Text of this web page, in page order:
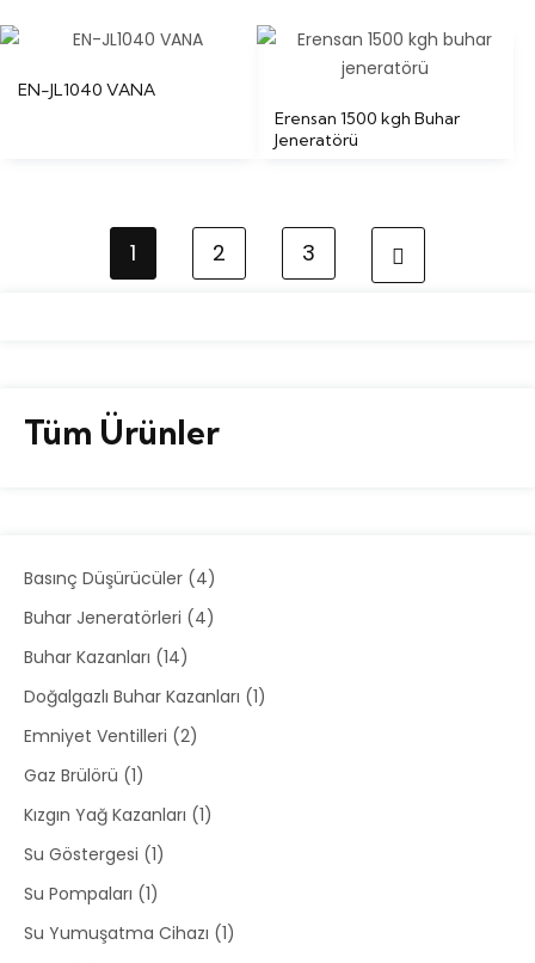
EN-JL1040 VANA
Erensan 1500 kgh Buhar
Jeneratörü
1 2 3
Tüm Ürünler
Basınç Düşürücüler 4
Buhar Jeneratörleri
4
Buhar Kazanları 14
Doğalgazlı Buhar Kazanları 1
Emniyet Ventilleri 2
Gaz Brülörü 1
Kızgın Yağ Kazanları 1
Su Göstergesi 1
Su Pompaları 1
Su Yumuşatma Cihazı 1